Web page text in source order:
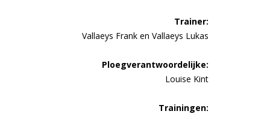
Trainer:
Vallaeys Frank en Vallaeys Lukas
Ploegverantwoordelijke:
Louise Kint
Trainingen: